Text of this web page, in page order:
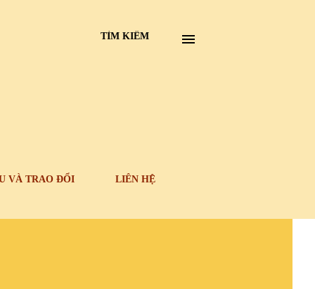
TÌM KIẾM
VÀ TRAO ĐỔI LIÊN HỆ